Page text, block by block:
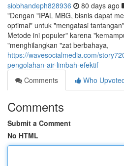
siobhandeph828936 80 days ago
"Dengan "IPAL MBG, bisnis dapat
optimal" untuk "mengatasi
Metode ini populer" karena
"menghilangkan "zat berbahaya,
https://wavesocialmedia.com/
pengolahan-air-limbah-efektif
Comments
Who
Comments
Submit a Comment
No HTML